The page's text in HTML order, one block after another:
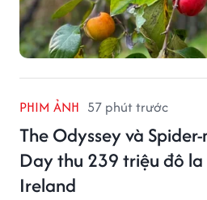
PHIM ẢNH 57 phút trước
The Odyssey và
Day thu 239 triệu đô la
Ireland